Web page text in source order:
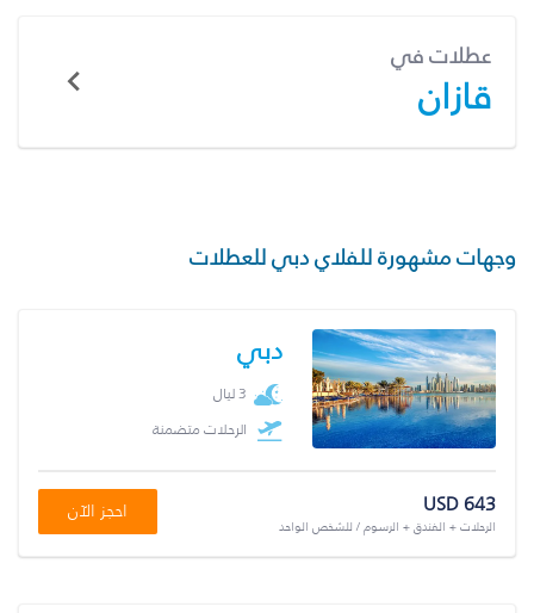
عطلات في
قازان
وجهات مشهورة للفلاي دبي للعطلات
دبي
3 ليال
الرحلات متضمنة
USD 643
الرحلات + الفندق + الرسوم / للشخص الواحد
احجز الآن